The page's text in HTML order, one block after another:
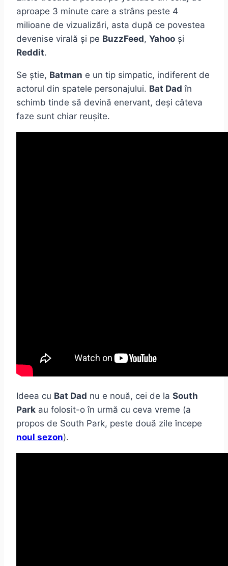
aproape 3 minute care a strâns peste 4
milioane de vizualizări, asta după ce povestea
devenise virală și pe BuzzFeed, Yahoo și
Reddit.
Se știe, Batman e un tip simpatic, indiferent de
actorul din spatele personajului. Bat Dad în
schimb tinde să devină enervant, deși câteva
faze sunt chiar reușite.
Ideea cu Bat Dad nu e nouă, cei de la South
Park au folosit-o în urmă cu ceva vreme (a
propos de South Park, peste două zile începe
noul sezon).